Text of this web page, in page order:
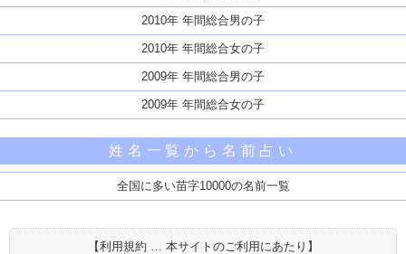
2010年 年間総合男の子
2010年 年間総合女の子
2009年 年間総合男の子
2009年 年間総合女の子
姓名一覧から名前占い
全国に多い苗字10000の名前一覧
【利用規約 … 本サイトのご利用にあたり】